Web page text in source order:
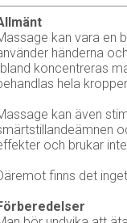
kan vara en
händerna
koncentreras
hela
kan även
och brukar
finns det